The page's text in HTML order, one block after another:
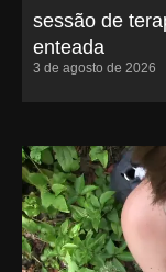
sessão de
enteada
3 de agosto de 2026